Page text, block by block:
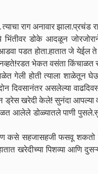
त्याचा राग अनावार
डोके आदळून
पडत होता.हातात जे येईल
भेकत वसंता किंचाळत
गेली होती त्याला शाळेतून
दिवसानंतर असलेल्या
ड्रेस खरेदी केले! सुनंदा
आलेले डोळ्यातले पाणी
कसे सहजासहजी फसवू शकतो
खरेदीच्या पिशव्या आणि